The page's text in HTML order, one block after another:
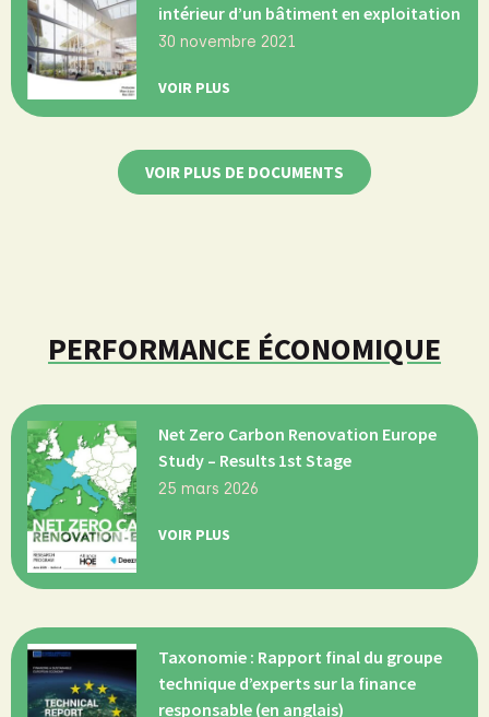
intérieur d’un bâtiment en exploitation
30 novembre 2021
VOIR PLUS
VOIR PLUS DE DOCUMENTS
PERFORMANCE ÉCONOMIQUE
Net Zero Carbon Renovation Europe
Study – Results 1st Stage
25 mars 2026
VOIR PLUS
Taxonomie : Rapport final du groupe
technique d’experts sur la finance
responsable (en anglais)